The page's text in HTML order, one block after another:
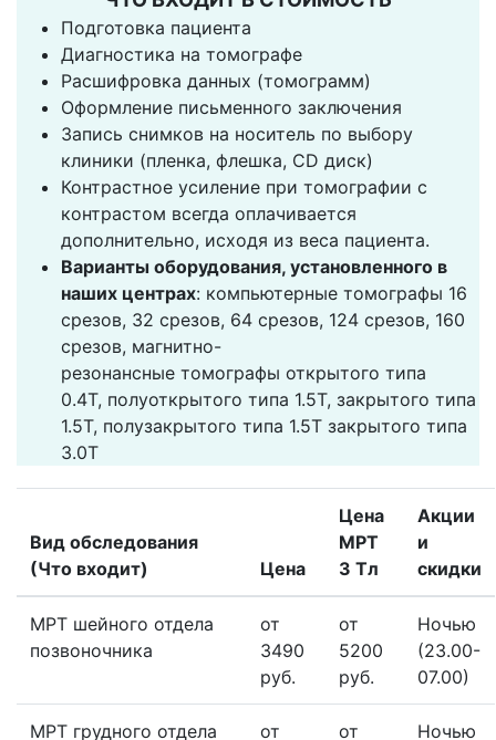
Подготовка пациента
Диагностика на томографе
Расшифровка данных (томограмм)
Оформление письменного заключения
Запись снимков на носитель по выбору
клиники (пленка, флешка, CD диск)
Контрастное усиление при томографии с
контрастом всегда оплачивается
дополнительно, исходя из веса пациента.
Варианты оборудования, установленного в
наших центрах: компьютерные томографы 16
срезов, 32 срезов, 64 срезов, 124 срезов, 160
срезов, магнитно-
резонансные томографы открытого типа
0.4Т, полуоткрытого типа 1.5Т, закрытого типа
1.5Т, полузакрытого типа 1.5Т закрытого типа
3.0Т
Вид обследования
(Что входит)
Цена
Цена
МРТ
3 Тл
Акции
и
скидки
МРТ шейного отдела
позвоночника
от
3490
руб.
от
5200
руб.
Ночью
(23.00-
07.00)
МРТ грудного отдела от от Ночью